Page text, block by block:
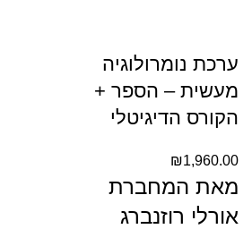
ערכת נומרולוגיה
מעשית – הספר +
הקורס הדיגיטלי
₪1,960.00
מאת המחברת
אורלי רוזנברג